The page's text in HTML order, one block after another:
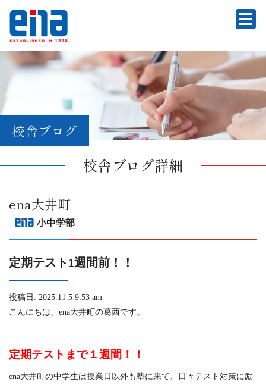
校舎ブログ
校舎ブログ詳細
ena大井町
小中学部
定期テスト1週間前！！
投稿日: 2025.11.5 9:53 am
こんにちは、ena大井町の葛西です。
定期テストまで１週間！！
ena大井町の中学生は授業日以外も塾に来て、日々テスト対策に励